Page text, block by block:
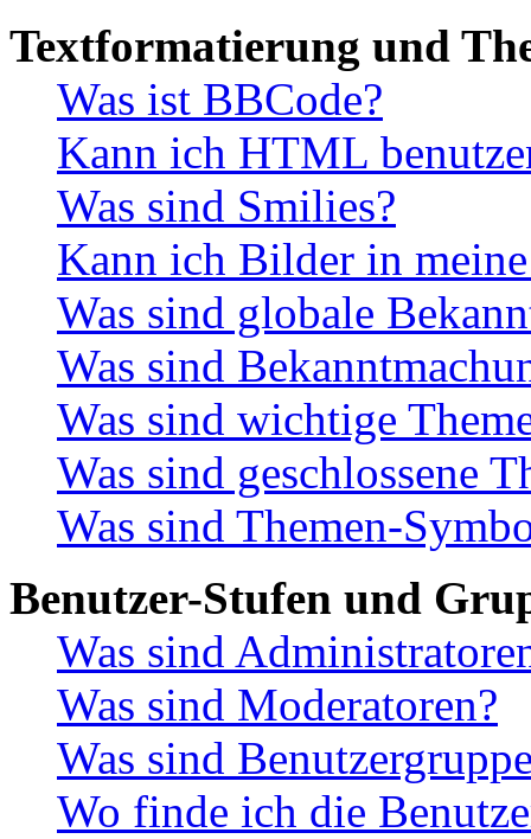
Textformatierung und
Was ist BBCode?
Kann ich HTML
Was sind Smilies?
Kann ich Bilder in
Was sind globale
Was sind
Was sind wichtige
Was sind geschlossene
Was sind Themen-
Benutzer-Stufen und
Was sind
Was sind Moderatoren?
Was sind
Wo finde ich die